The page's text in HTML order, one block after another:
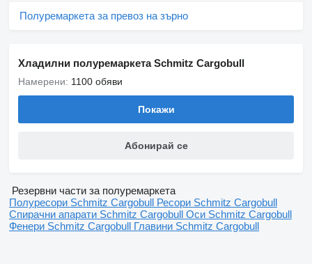
Полуремаркета за превоз на зърно
Хладилни полуремаркета Schmitz Cargobull
Намерени: 1100 обяви
Покажи
Абонирай се
Резервни части за полуремаркета
Полуресори Schmitz Cargobull Ресори Schmitz Cargobull
Спирачни апарати Schmitz Cargobull Оси Schmitz Cargobull
Фенери Schmitz Cargobull Главини Schmitz Cargobull